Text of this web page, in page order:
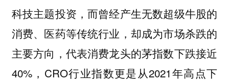
科技主题投资，而曾经产生无数超级牛股的
消费、医药等传统行业，却成为市场杀跌的
主要方向，代表消费龙头的茅指数下跌接近
40%，CRO行业指数更是从2021年高点下